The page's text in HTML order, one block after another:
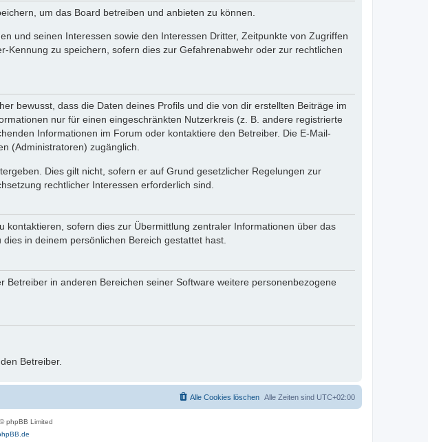
um das Board betreiben und anbieten zu können.
und seinen Interessen sowie den Interessen Dritter, Zeitpunkte von Zugriffen
zu speichern, sofern dies zur Gefahrenabwehr oder zur rechtlichen
bewusst, dass die Daten deines Profils und die von dir erstellten Beiträge im
nur für einen eingeschränkten Nutzerkreis (z. B. andere registrierte
Informationen im Forum oder kontaktiere den Betreiber. Die E-Mail-
(Administratoren) zugänglich.
Dies gilt nicht, sofern er auf Grund gesetzlicher Regelungen zur
rechtlicher Interessen erforderlich sind.
sofern dies zur Übermittlung zentraler Informationen über das
in deinem persönlichen Bereich gestattet hast.
in anderen Bereichen seiner Software weitere personenbezogene
Betreiber.
Alle Zeiten sind UTC+02:00
Alle Cookies löschen
phpBB Limited